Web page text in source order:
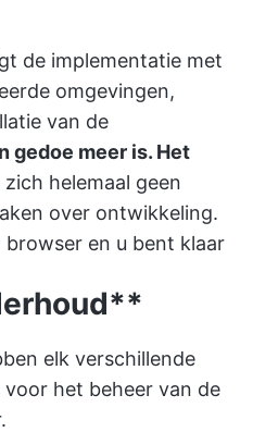
de implementatie met
omgevingen,
van de
gedoe meer is. Het
helemaal geen
over ontwikkeling.
browser en u bent klaar
elk verschillende
het beheer van de